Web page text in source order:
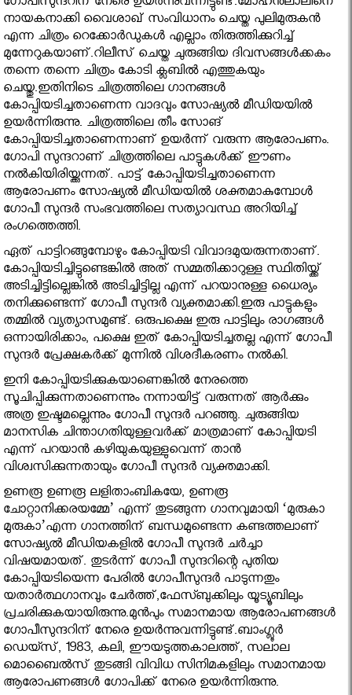
ഗോപീസുന്ദറിന് നേരെ ഉയര്‍ന്നുവന്നിട്ടുണ്ട്.മോഹന്‍ലാലിനെ
നായകനാക്കി വൈശാഖ് സംവിധാനം ചെയ്ത പുലിമുരുകന്‍
എന്ന ചിത്രം റെക്കോർഡുകൾ എല്ലാം തിരുത്തിക്കുറിച്ച്
മുന്നേറുകയാണ്.റിലീസ് ചെയ്ത ചുരുങ്ങിയ ദിവസങ്ങൾക്കകം
തന്നെ തന്നെ ചിത്രം കോടി ക്ലബിൽ എത്തുകയും
ചെയ്തു.ഇതിനിടെ ചിത്രത്തിലെ ഗാനങ്ങൾ
കോപ്പിയടിച്ചതാണെന്ന വാദവും സോഷ്യൽ മീഡിയയിൽ
ഉയർന്നിരുന്നു. ചിത്രത്തിലെ തീം സോങ്
കോപ്പിയടിച്ചതാണെന്നാണ് ഉ‌യർന്ന് വരുന്ന ആരോപണം.
ഗോപി സുന്ദറാണ് ചിത്രത്തിലെ പാട്ടുകള്‍ക്ക് ഈണം
നല്‍കിയിരിയ്ക്കുന്നത്. പാട്ട് കോപ്പിയ‌ടിച്ചതാണെന്ന
ആരോപണം സോഷ്യൽ മീഡിയയിൽ ശക്തമാകുമ്പോൾ
ഗോപീ സുന്ദർ സംഭവത്തിലെ സത്യാവസ്ഥ അറിയിച്ച്
രംഗത്തെത്തി.
ഏത് പാട്ടിറങ്ങുമ്പോഴും കോപ്പിയടി വിവാദമുയരുന്നതാണ്.
കോപ്പിയടിച്ചിട്ടുണ്ടെങ്കില്‍ അത് സമ്മതിക്കാറുള്ള സ്ഥിതിയ്ക്ക്
അടിച്ചിട്ടില്ലെങ്കില്‍ അടിച്ചിട്ടില്ല എന്ന് പറയാനുള്ള ധൈര്യം
തനിക്കുണ്ടെന്ന് ഗോപീ സുന്ദര്‍ വ്യക്തമാക്കി.ഇരു പാട്ടുകളും
തമ്മില്‍ വ്യത്യാസമുണ്ട്. ഒരുപക്ഷെ ഇരു പാട്ടിലും രാഗങ്ങള്‍
ഒന്നായിരിക്കാം, പക്ഷെ ഇത് കോപ്പിയടിച്ചതല്ല എന്ന് ഗോപീ
സുന്ദര്‍ പ്രേക്ഷകര്‍ക്ക് മുന്നില്‍ വിശദീകരണം നല്‍കി.
ഇനി കോപ്പിയടിക്കുകയാണെങ്കില്‍ നേരത്തെ
സൂചിപ്പിക്കുന്നതാണെന്നും നന്നായിട്ട് വരുന്നത് ആര്‍ക്കും
അത്ര ഇഷ്ടമല്ലെന്നും ഗോപീ സുന്ദര്‍ പറഞ്ഞു. ചുരുങ്ങിയ
മാനസിക ചിന്താഗതിയുള്ളവര്‍ക്ക് മാത്രമാണ് കോപ്പിയടി
എന്ന് പറയാന്‍ കഴിയുകയുള്ളുവെന്ന് താന്‍
വിശ്വസിക്കുന്നതായും ഗോപീ സുന്ദര്‍ വ്യക്തമാക്കി.
ഉണരൂ ഉണരൂ ലളിതാംബികയേ, ഉണരൂ
ചോറ്റാനിക്കരയമ്മേ’ എന്ന് തുടങ്ങുന്ന ഗാനവുമായി ‘മുരുകാ
മുരുകാ’എന്ന ഗാനത്തിന് ബന്ധമുണ്ടെന്ന കണ്ടത്തലാണ്
സോഷ്യൽ മീഡിയകളിൽ ഗോപീ സുന്ദര്‍ ചര്‍ച്ചാ
വിഷയമായത്. തുടര്‍ന്ന് ഗോപീ സുന്ദറിന്റെ പുതിയ
കോപ്പിയടിയെന്ന പേരില്‍ ഗോപീസുന്ദര്‍ പാടുന്നതും
യതാര്‍ത്ഥഗാനവും ചേര്‍ത്ത്,ഫേസ്ബുക്കിലും യൂട്യൂബിലും
പ്രചരിക്കുകയായിരുന്നു.മുന്‍പും സമാനമായ ആരോപണങ്ങള്‍
ഗോപീസുന്ദറിന് നേരെ ഉയര്‍ന്നുവന്നിട്ടുണ്ട്.ബാംഗ്ലൂര്‍
ഡെയ്സ്, 1983, കലി, ഈയടുത്തകാലത്ത്, സലാല
മൊബൈല്‍സ് തുടങ്ങി വിവിധ സിനിമകളിലും സമാനമായ
ആരോപണങ്ങള്‍ ഗോപിക്ക് നേരെ ഉയര്‍ന്നിരുന്നു.